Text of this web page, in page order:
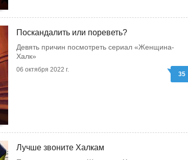
Поскандалить или пореветь?
Девять причин посмотреть сериал «Женщина-
Халк»
06 октября 2022 г.
35
Лучше звоните Халкам